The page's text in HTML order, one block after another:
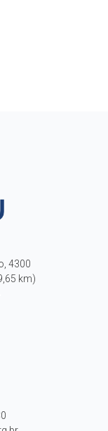
4300
km)